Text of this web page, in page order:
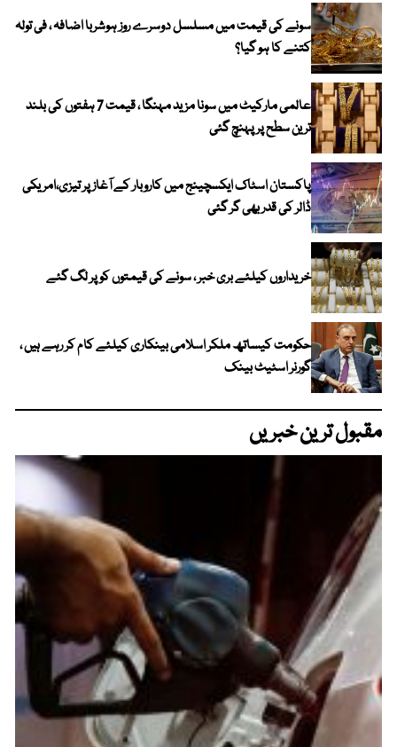
سونے کی قیمت میں مسلسل دوسرے روز ہوشربا اضافہ ، فی تولہ
کتنے کا ہو گیا؟
عالمی مارکیٹ میں سونا مزید مہنگا ، قیمت 7 ہفتوں کی بلند
ترین سطح پر پہنچ گئی
پاکستان اسٹاک ایکسچینج میں کاروبار کے آغاز پر تیزی،امریکی
ڈالر کی قدر بھی گر گئی
خریداروں کیلئے بری خبر ، سونے کی قیمتوں کو پر لگ گئے
حکومت کیساتھ ملکر اسلامی بینکاری کیلئے کام کر رہے ہیں ،
گورنر اسٹیٹ بینک
مقبول ترین خبریں